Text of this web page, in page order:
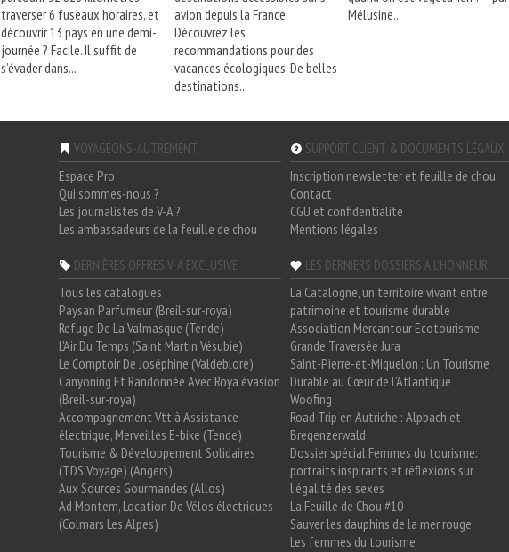
traverser 6 fuseaux horaires, et
découvrir 13 pays en une demi-
journée ? Facile. Il suffit de
s’évader dans...
avion depuis la France.
Découvrez les
recommandations pour des
vacances écologiques. De belles
destinations...
Mélusine...
VOYAGEONS-AUTREMENT
Espace Pro
Qui sommes-nous ?
Les journalistes de V-A ?
Les ambassadeurs de la feuille de chou
SUPPORT CLIENT & DOCUMENTS LÉGAUX
Inscription newsletter et feuille de chou
Contact
CGU et confidentialité
Mentions légales
DERNIÈRES OFFRES V-A EXCLUSIVE
Tous les catalogues
Paysan Parfumeur (Breil-sur-roya)
Refuge De La Valmasque (Tende)
L'Air Du Temps (Saint Martin Vésubie)
Le Comptoir De Joséphine (Valdeblore)
Canyoning Et Randonnée Avec Roya évasion
(Breil-sur-roya)
Accompagnement Vtt à Assistance
électrique, Merveilles E-bike (Tende)
Tourisme & Développement Solidaires
(TDS Voyage) (Angers)
Aux Sources Gourmandes (Allos)
Ad Montem, Location De Vélos électriques
(Colmars Les Alpes)
LES DERNIERS DOSSIERS A L'HONNEUR
La Catalogne, un territoire vivant entre
patrimoine et tourisme durable
Association Mercantour Ecotourisme
Grande Traversée Jura
Saint-Pierre-et-Miquelon : Un Tourisme
Durable au Cœur de l'Atlantique
Woofing
Road Trip en Autriche : Alpbach et
Bregenzerwald
Dossier spécial Femmes du tourisme:
portraits inspirants et réflexions sur
l'égalité des sexes
La Feuille de Chou #10
Sauver les dauphins de la mer rouge
Les femmes du tourisme